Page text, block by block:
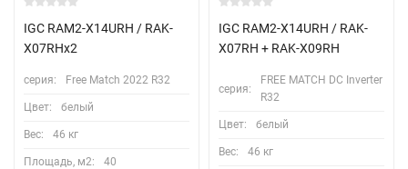
IGC RAM2-X14URH / RAK-
X07RHx2
серия: Free Match 2022 R32
Цвет: белый
Вес: 46 кг
Площадь, м2: 40
IGC RAM2-X14URH / RAK-
X07RH + RAK-X09RH
серия:
FREE MATCH DC Inverter
R32
Цвет: белый
Вес: 46 кг